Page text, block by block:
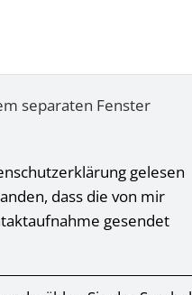
separaten Fenster
gelesen
dass die von mir
gesendet